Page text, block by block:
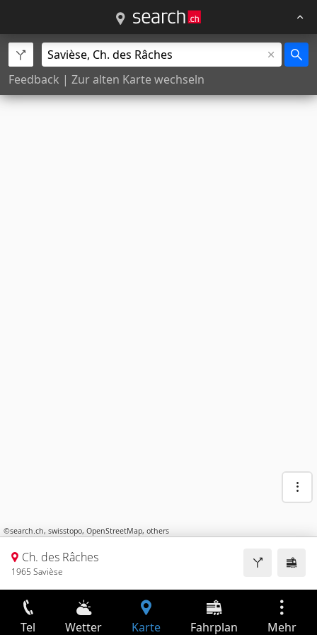
Feedback | Zur alten Karte wechseln
©search.ch, swisstopo, OpenStreetMap, others
Ch. des Râches
1965 Savièse
Tel Wetter Karte Fahrplan Mehr